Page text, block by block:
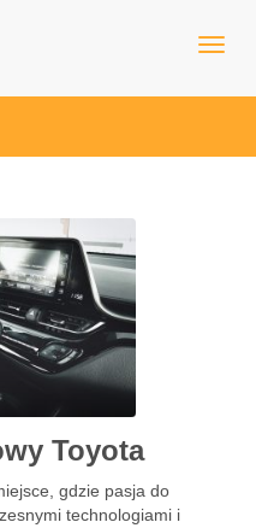
Toyota
gdzie pasja do
technologiami i